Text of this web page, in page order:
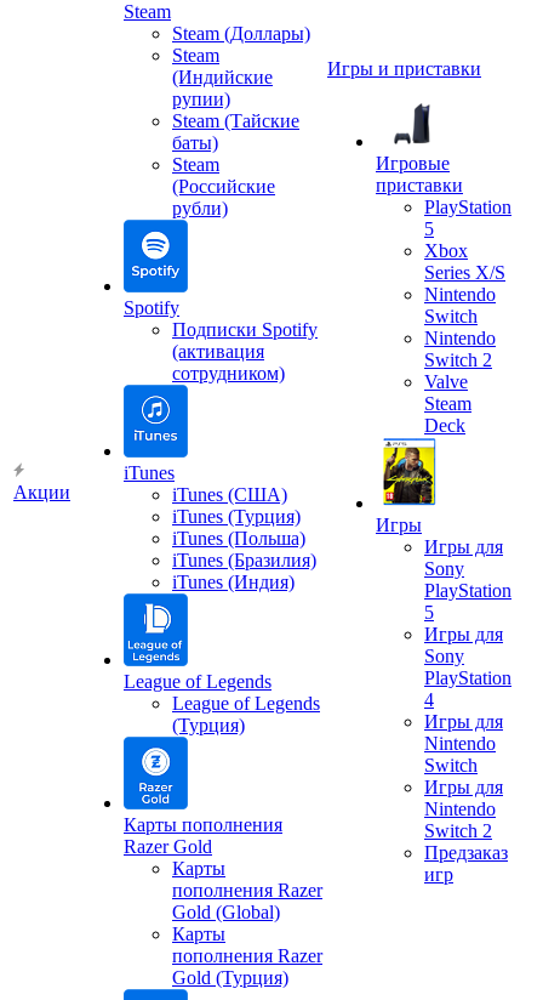
Акции
Steam
Steam (Доллары)
Steam
(Индийские
рупии)
Steam (Тайские
баты)
Steam
(Российские
рубли)
Spotify
Подписки Spotify
(активация
сотрудником)
iTunes
iTunes (США)
iTunes (Турция)
iTunes (Польша)
iTunes (Бразилия)
iTunes (Индия)
League of Legends
League of Legends
(Турция)
Карты пополнения
Razer Gold
Карты
пополнения Razer
Gold (Global)
Карты
пополнения Razer
Gold (Турция)
Игры и приставки
Игровые
приставки
PlayStation
5
Xbox
Series X/S
Nintendo
Switch
Nintendo
Switch 2
Valve
Steam
Deck
Игры
Игры для
Sony
PlayStation
5
Игры для
Sony
PlayStation
4
Игры для
Nintendo
Switch
Игры для
Nintendo
Switch 2
Предзаказ
игр